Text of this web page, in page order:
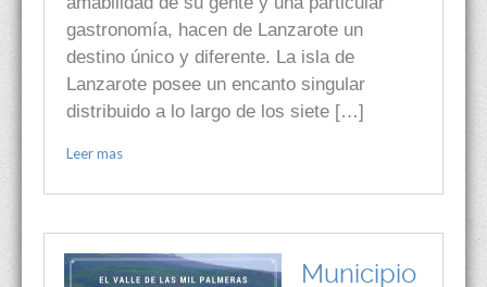
gastronomía, hacen de Lanzarote un
destino único y diferente. La isla de
Lanzarote posee un encanto singular
distribuido a lo largo de los siete […]
Leer mas
Municipio